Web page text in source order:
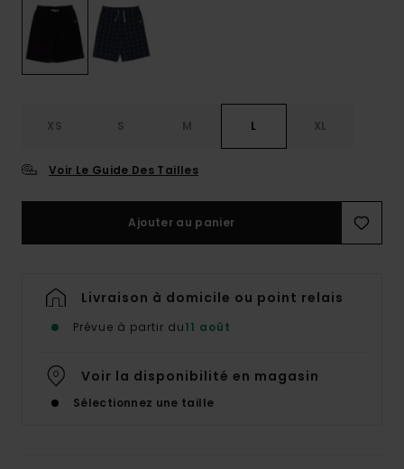
XS S M L XL
Voir Le Guide Des Tailles
Ajouter au panier
Livraison à domicile ou point relais
Prévue à partir du11 août
Voir la disponibilité en magasin
Sélectionnez une taille